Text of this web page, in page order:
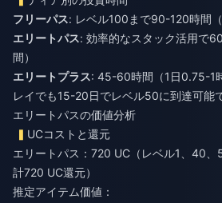
フリーパス: レベル100まで90-120時間（
エリートパス: 効率的なスタック活用で
間）
エリートプラス: 45-60時間（1日0.75-1
レイでも15-20日でレベル50に到達可能
エリートパスの価値分析
UCコストと還元
エリートパス：720 UC（レベル1、40、
計720 UC還元）
推定アイテム価値：